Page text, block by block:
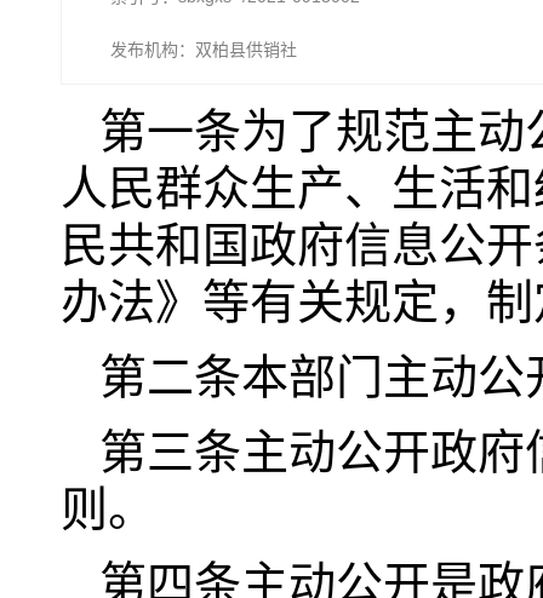
发布机构：双柏县供销社
第一条为了规范主
人民群众生产、生活
民共和国政府信息公
办法》等有关规定，
第二条本部门主动
第三条主动公开政
则。
第四条主动公开是